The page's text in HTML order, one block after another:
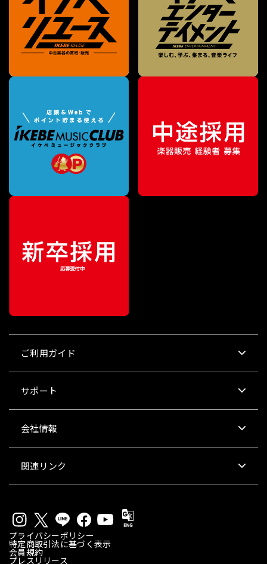
ご利用ガイド
サポート
会社情報
関連リンク
プライバシーポリシー
特定商取引法に基づく表示
会員規約
プレスリリース